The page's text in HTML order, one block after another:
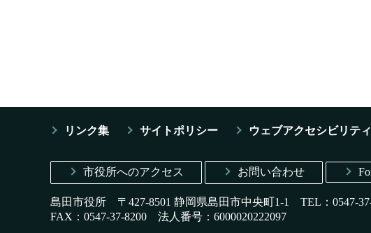
リンク集 サイトポリシー ウェブアクセシビリテ
市役所へのアクセス お問い合わせ
島田市役所 〒427-8501 静岡県島田市中央町1-1 TEL：0547-
FAX：0547-37-8200 法人番号：6000020222097